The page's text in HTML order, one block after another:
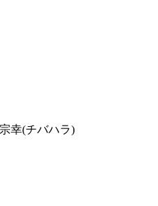
幸(チバハラ)